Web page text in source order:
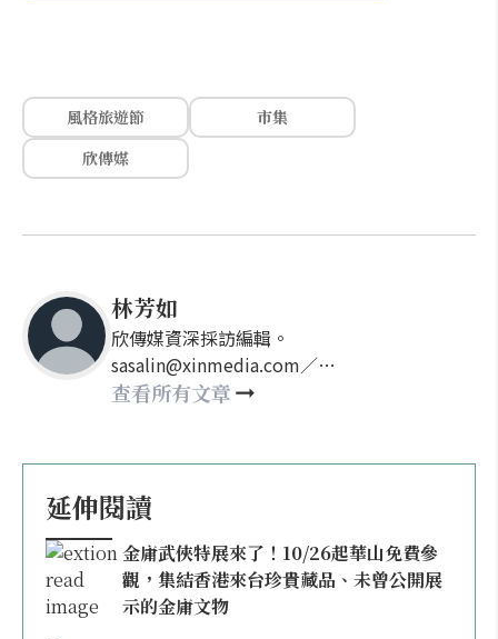
風格旅遊節
市集
欣傳媒
林芳如
欣傳媒資深採訪編輯。
sasalin@xinmedia.com／
happy21917@gmail.com
查看所有文章
延伸閱讀
金庸武俠特展來了！10/26起華山免費參
觀，集結香港來台珍貴藏品、未曾公開展
示的金庸文物